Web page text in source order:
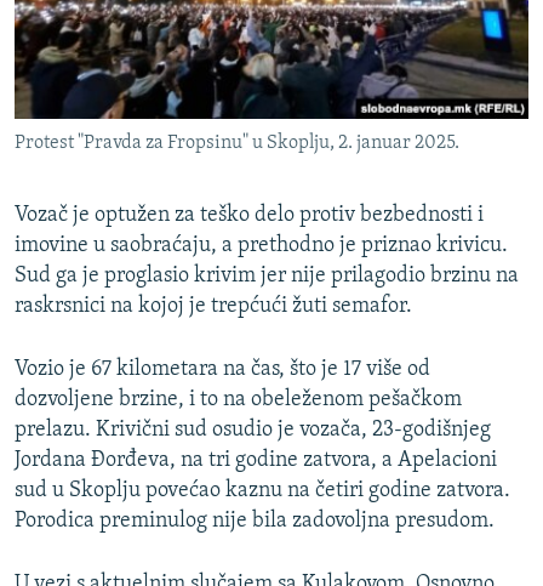
Protest "Pravda za Fropsinu" u Skoplju, 2. januar 2025.
Vozač je optužen za teško delo protiv bezbednosti i
imovine u saobraćaju, a prethodno je priznao krivicu.
Sud ga je proglasio krivim jer nije prilagodio brzinu na
raskrsnici na kojoj je trepćući žuti semafor.
Vozio je 67 kilometara na čas, što je 17 više od
dozvoljene brzine, i to na obeleženom pešačkom
prelazu. Krivični sud osudio je vozača, 23-godišnjeg
Jordana Đorđeva, na tri godine zatvora, a Apelacioni
sud u Skoplju povećao kaznu na četiri godine zatvora.
Porodica preminulog nije bila zadovoljna presudom.